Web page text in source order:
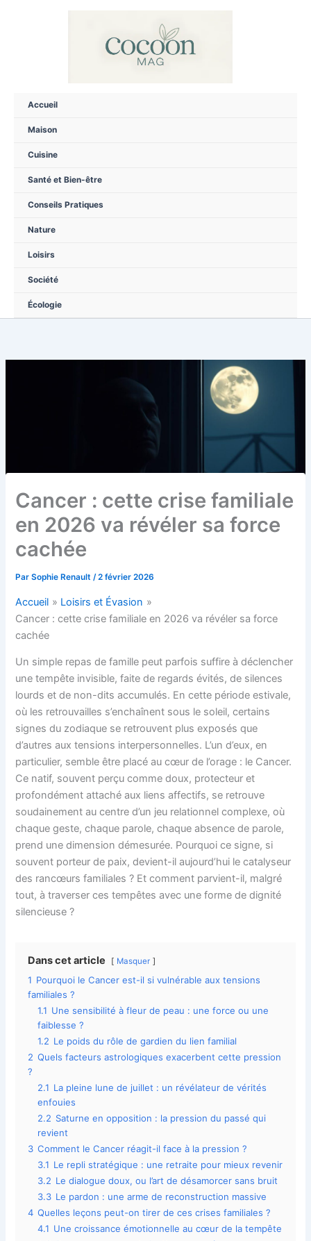
Accueil
Maison
Cuisine
Santé et Bien-être
Conseils Pratiques
Nature
Loisirs
Société
Écologie
Cancer : cette crise familiale
en 2026 va révéler sa force
cachée
ParSophie Renault /2 février 2026
Accueil
Loisirs et Évasion
Cancer : cette crise familiale en 2026 va révéler sa force
cachée
Un simple repas de famille peut parfois suffire à déclencher
une tempête invisible, faite de regards évités, de silences
lourds et de non-dits accumulés. En cette période estivale,
où les retrouvailles s’enchaînent sous le soleil, certains
signes du zodiaque se retrouvent plus exposés que
d’autres aux tensions interpersonnelles. L’un d’eux, en
particulier, semble être placé au cœur de l’orage : le Cancer.
Ce natif, souvent perçu comme doux, protecteur et
profondément attaché aux liens affectifs, se retrouve
soudainement au centre d’un jeu relationnel complexe, où
chaque geste, chaque parole, chaque absence de parole,
prend une dimension démesurée. Pourquoi ce signe, si
souvent porteur de paix, devient-il aujourd’hui le catalyseur
des rancœurs familiales ? Et comment parvient-il, malgré
tout, à traverser ces tempêtes avec une forme de dignité
silencieuse ?
Dans cet article Masquer
1 Pourquoi le Cancer est-il si vulnérable aux tensions
familiales ?
1.1 Une sensibilité à fleur de peau : une force ou une
faiblesse ?
1.2 Le poids du rôle de gardien du lien familial
2 Quels facteurs astrologiques exacerbent cette pression
?
2.1 La pleine lune de juillet : un révélateur de vérités
enfouies
2.2 Saturne en opposition : la pression du passé qui
revient
3 Comment le Cancer réagit-il face à la pression ?
3.1 Le repli stratégique : une retraite pour mieux revenir
3.2 Le dialogue doux, ou l’art de désamorcer sans bruit
3.3 Le pardon : une arme de reconstruction massive
4 Quelles leçons peut-on tirer de ces crises familiales ?
4.1 Une croissance émotionnelle au cœur de la tempête